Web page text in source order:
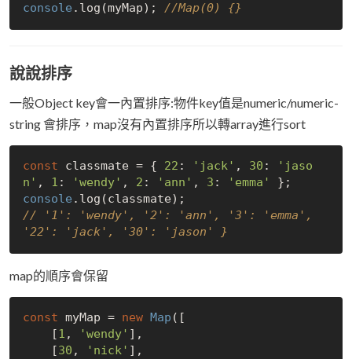
console .log(myMap); //Map(0) {}
說說排序
一般Object key會一內置排序:物件key值是numeric/numeric-
string 會排序，map沒有內置排序所以轉array進行sort
const classmate = { 22 : 'jack' , 30 :
'jaso
n' , 1 : 'wendy' , 2 : 'ann' , 3 : 'emma'
console
// '1': 'wendy', '2': 'ann', '3': 'emma',
'22': 'jack', '30': 'jason' }
map的順序會保留
const myMap = new Map ([
    [
1 , 'wendy' ],
    [
30 , 'nick' ],